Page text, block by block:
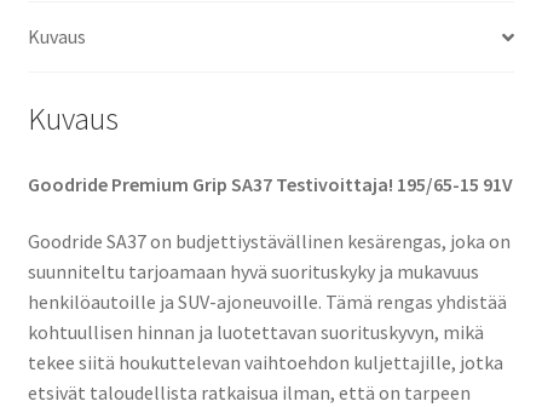
Kuvaus
Kuvaus
Goodride Premium Grip SA37 Testivoittaja! 195/65-15 91V
Goodride SA37 on budjettiystävällinen kesärengas, joka on
suunniteltu tarjoamaan hyvä suorituskyky ja mukavuus
henkilöautoille ja SUV-ajoneuvoille. Tämä rengas yhdistää
kohtuullisen hinnan ja luotettavan suorituskyvyn, mikä
tekee siitä houkuttelevan vaihtoehdon kuljettajille, jotka
etsivät taloudellista ratkaisua ilman, että on tarpeen